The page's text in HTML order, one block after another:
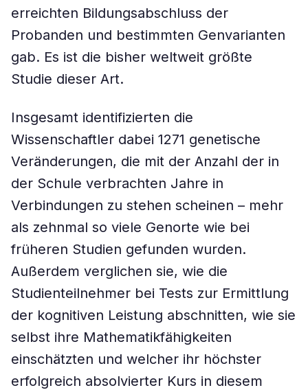
erreichten Bildungsabschluss der
Probanden und bestimmten Genvarianten
gab. Es ist die bisher weltweit größte
Studie dieser Art.
Insgesamt identifizierten die
Wissenschaftler dabei 1271 genetische
Veränderungen, die mit der Anzahl der in
der Schule verbrachten Jahre in
Verbindungen zu stehen scheinen – mehr
als zehnmal so viele Genorte wie bei
früheren Studien gefunden wurden.
Außerdem verglichen sie, wie die
Studienteilnehmer bei Tests zur Ermittlung
der kognitiven Leistung abschnitten, wie sie
selbst ihre Mathematikfähigkeiten
einschätzten und welcher ihr höchster
erfolgreich absolvierter Kurs in diesem